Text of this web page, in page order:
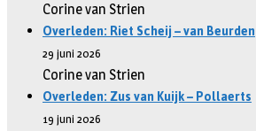
Corine van Strien
Overleden: Riet Scheij – van Beurden
29 juni 2026
Corine van Strien
Overleden: Zus van Kuijk – Pollaerts
19 juni 2026